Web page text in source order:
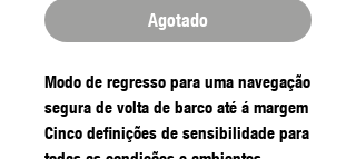
Agotado
Modo de regresso para uma navegação
segura de volta de barco até á margem
Cinco definições de sensibilidade para